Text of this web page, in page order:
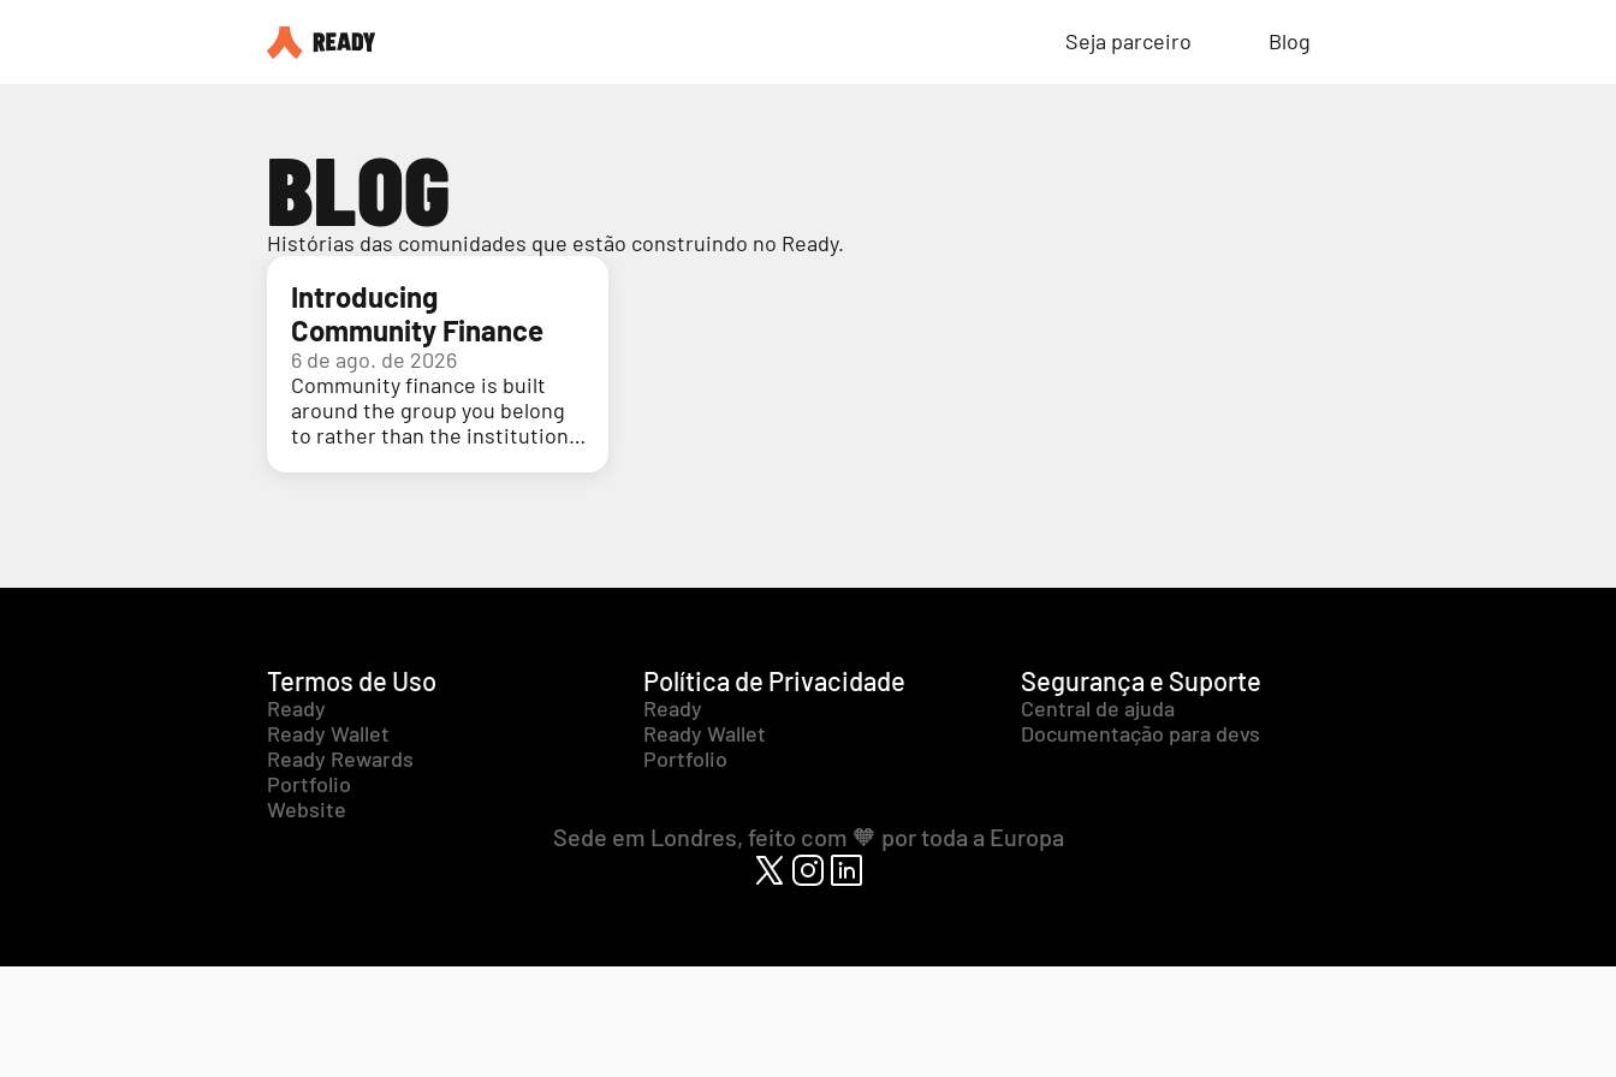
Seja parceiro Blog
BLOG
Histórias das comunidades que estão construindo no Ready.
Introducing
Community Finance
6 de ago. de 2026
Community finance is built
around the group you belong
to rather than the institution
Termos de Uso
Ready
Ready Wallet
Ready Rewards
Portfolio
Website
Política de Privacidade
Ready
Ready Wallet
Portfolio
Segurança e Suporte
Central de ajuda
Documentação para devs
Sede em Londres, feito com 🧡 por toda a Europa